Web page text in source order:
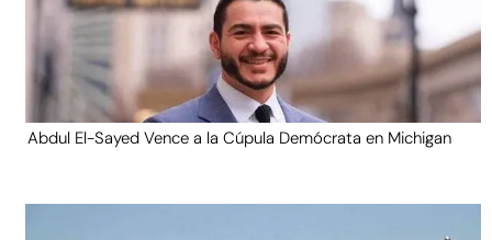
Abdul El-Sayed Vence a la Cúpula Demócrata en Michigan